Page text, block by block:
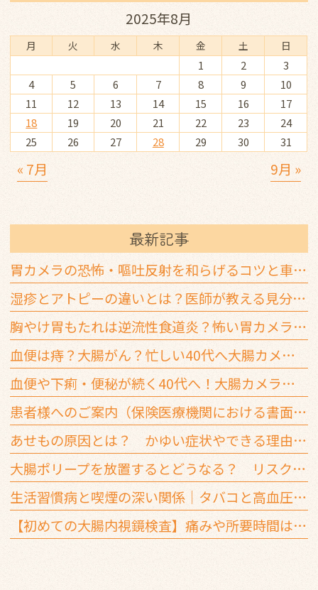
2025年8月
月 火 水 木 金 土 日
1 2
3
4
5 6 7 8 9
10
11
12 13 14 15 16
17
18
19 20 21 22 23
24
25
26 27 28 29 30 31
« 7月 9月 »
最新記事
胃カメラの恐怖・嘔吐反射を和らげるコツと車通勤での鎮静剤の注意点
湿疹とアトピーの違いとは？医師が教える見分け方と3つの判断基準
胸やけ胃もたれは逆流性食道炎？怖い胃カメラを楽に受ける方法
血便は痔？大腸がん？忙しい40代へ大腸カメラを推奨する3つの基準
血便や下痢・便秘が続く40代へ！大腸カメラを受ける3つの目安
患者様へのご案内（保険医療機関における書面掲示）
あせもの原因とは？ かゆい症状やできる理由を解説
大腸ポリープを放置するとどうなる？ リスクと早期治療の重要性
生活習慣病と喫煙の深い関係｜タバコと高血圧・糖尿病はどう影響する？
【初めての大腸内視鏡検査】痛みや所要時間は？ 大腸カメラでよくあるQ＆A